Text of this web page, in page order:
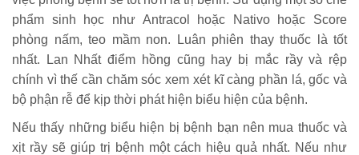
phẩm sinh học như Antracol hoặc Nativo hoặc Score
phòng nấm, teo mầm non. Luân phiên thay thuốc là tốt
nhất. Lan Nhất điểm hồng cũng hay bị mắc rầy và rệp
chính vì thế cần chăm sóc xem xét kĩ càng phần lá, gốc và
bộ phận rễ để kịp thời phát hiện biểu hiện của bệnh.
Nếu thấy những biểu hiện bị bệnh bạn nên mua thuốc và
xịt rầy sẽ giúp trị bệnh một cách hiệu quả nhất. Nếu như